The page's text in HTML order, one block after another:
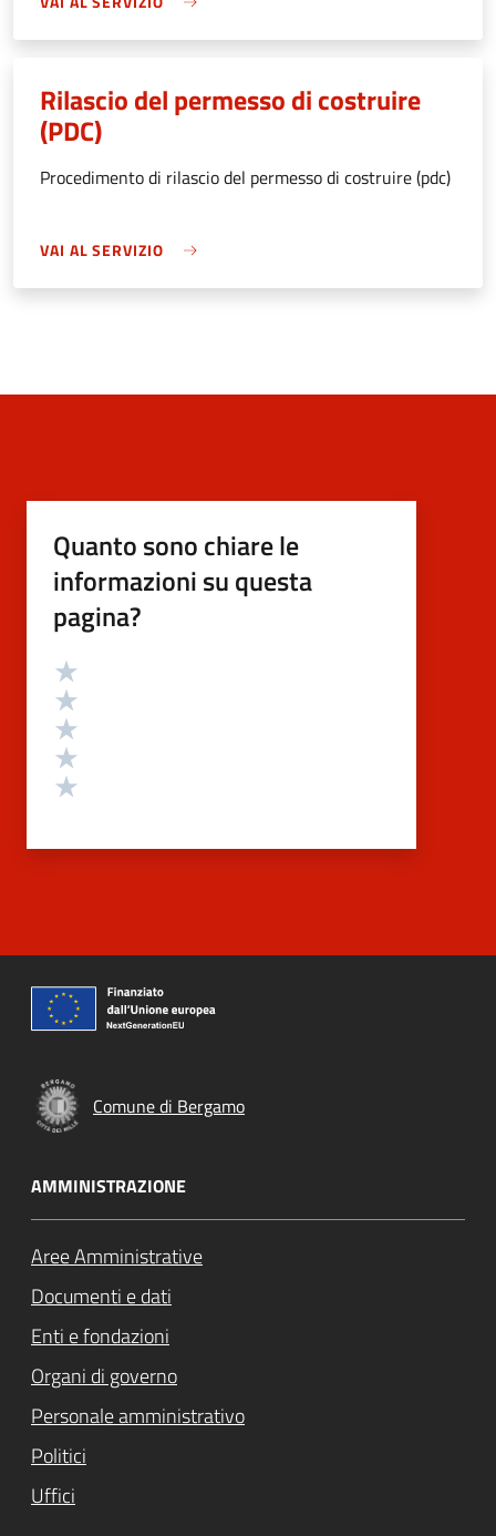
Rilascio del permesso di costruire
(PDC)
Procedimento di rilascio del permesso di costruire (pdc)
VAI AL SERVIZIO
Quanto sono chiare le
informazioni su questa
pagina?
Valutazione
Comune di Bergamo
AMMINISTRAZIONE
Aree Amministrative
Documenti e dati
Enti e fondazioni
Organi di governo
Personale amministrativo
Politici
Uffici